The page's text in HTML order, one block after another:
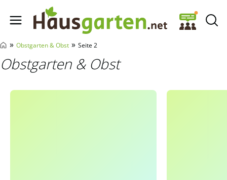
Hausgarten.net
» Obstgarten & Obst » Seite 2
Obstgarten & Obst